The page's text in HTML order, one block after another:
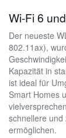
Wi-Fi 6
Der neueste
802.11ax),
Kapazität in
ist ideal für
Smart Homes
schnellere und
ermöglichen.